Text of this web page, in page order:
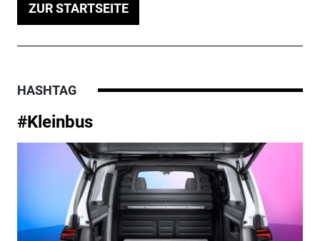
ZUR STARTSEITE
HASHTAG
#Kleinbus